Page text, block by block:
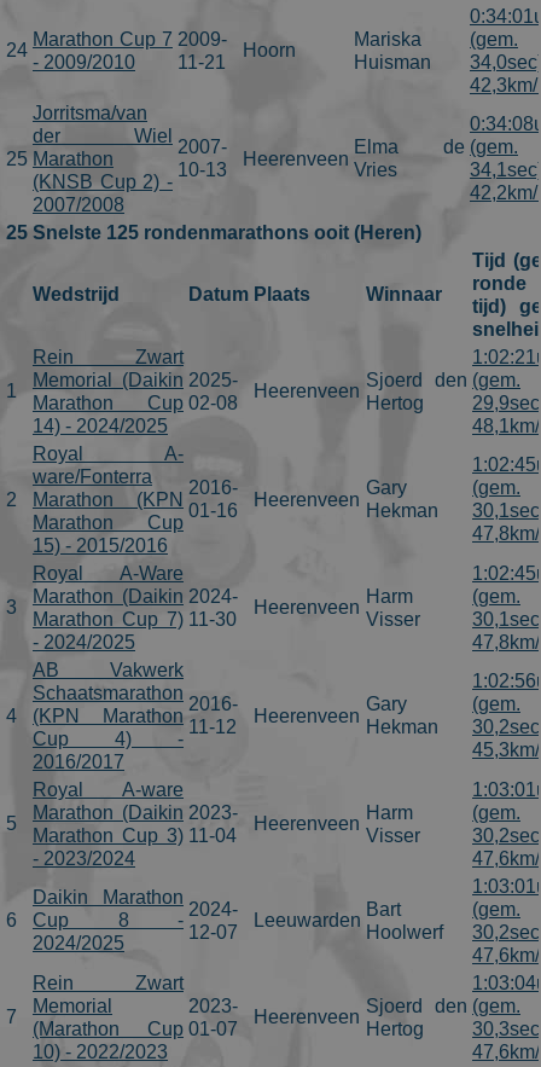
24
Marathon Cup 7
- 2009/2010
2009-
11-21
Hoorn
Mariska
Huisman
(gem.
42,3km/
25
Jorritsma/van
der Wiel
Marathon
(KNSB Cup 2) -
2007/2008
2007-
10-13
Heerenveen
Elma de
Vries
(gem.
42,2km/
25 Snelste 125 rondenmarathons ooit (Heren)
Wedstrijd Datum Plaats Winnaar
Tijd
ronde
tijd)
1
Rein Zwart
Memorial (Daikin
Marathon Cup
14) - 2024/2025
2025-
02-08
Heerenveen
Sjoerd den
Hertog
(gem.
2
Royal A-
ware/Fonterra
Marathon (KPN
Marathon Cup
15) - 2015/2016
2016-
01-16
Heerenveen
Gary
Hekman
(gem.
3
Royal A-Ware
Marathon (Daikin
Marathon Cup 7)
- 2024/2025
2024-
11-30
Heerenveen
Harm
Visser
(gem.
4
AB Vakwerk
Schaatsmarathon
(KPN Marathon
Cup 4) -
2016/2017
2016-
11-12
Heerenveen
Gary
Hekman
(gem.
5
Royal A-ware
Marathon (Daikin
Marathon Cup 3)
- 2023/2024
2023-
11-04
Heerenveen
Harm
Visser
(gem.
6
Daikin Marathon
Cup 8 -
2024/2025
2024-
12-07
Leeuwarden
Bart
Hoolwerf
(gem.
7
Rein Zwart
Memorial
(Marathon Cup
10) - 2022/2023
2023-
01-07
Heerenveen
Sjoerd den
Hertog
(gem.